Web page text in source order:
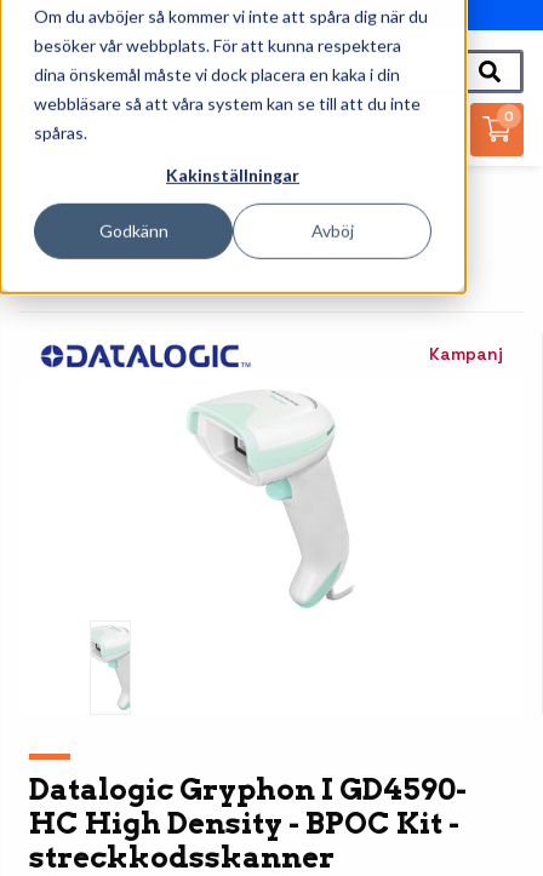
Om du avböjer så kommer vi inte att spåra dig när du
besöker vår webbplats. För att kunna respektera
dina önskemål måste vi dock placera en kaka i din
webbläsare så att våra system kan se till att du inte
spåras.
Kakinställningar
Godkänn Avböj
010-162 61 95
0
Startsida
Streckkodsläsare
Handhållna Streckkodsläsare
Datalogic Gryphon I GD4590-HC High Density - BPOC Kit -
Kampanj
Datalogic Gryphon I GD4590-
HC High Density - BPOC Kit -
streckkodsskanner